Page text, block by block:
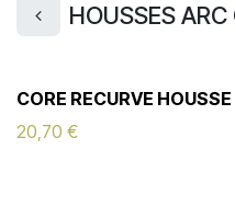
HOUSSES
CORE RECURVE HOUSSE
20,70 €